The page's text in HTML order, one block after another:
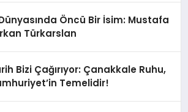
Öncü Bir İsim: Mustafa
Türkarslan
Bizi Çağırıyor: Çanakkale Ruhu,
Temelidir!